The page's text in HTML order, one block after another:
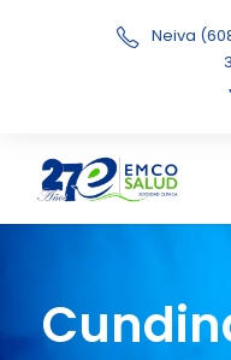
Neiva